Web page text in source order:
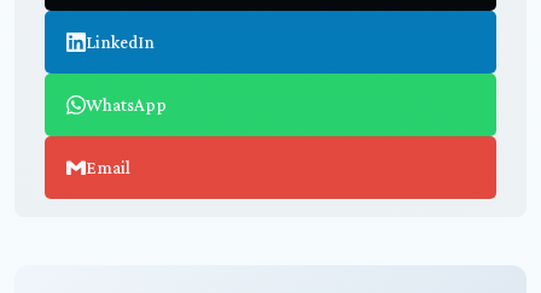
LinkedIn
WhatsApp
Email